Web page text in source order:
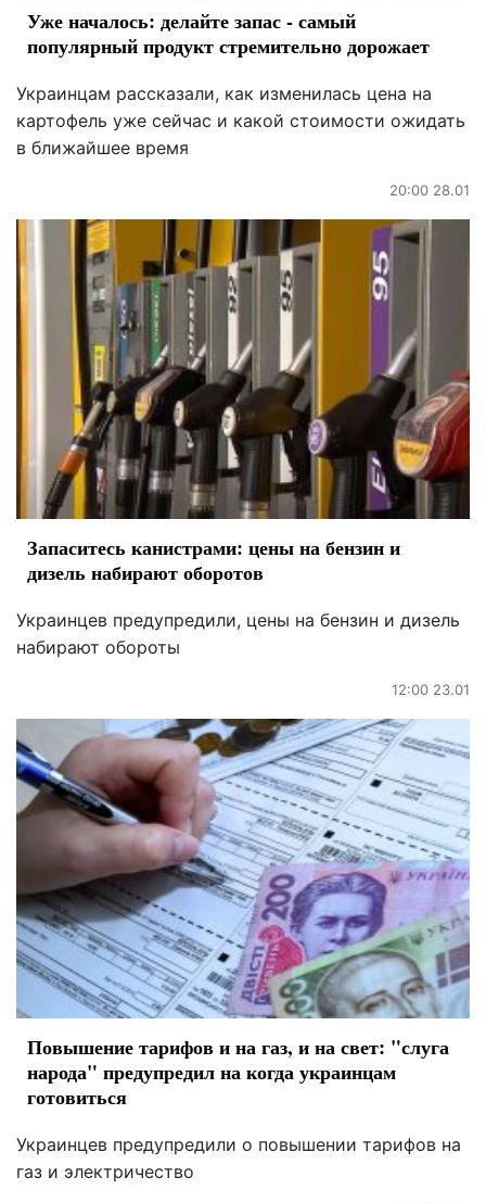
Уже началось: делайте запас - самый
популярный продукт стремительно дорожает
Украинцам рассказали, как изменилась цена на
картофель уже сейчас и какой стоимости ожидать
в ближайшее время
20:00 28.01
Запаситесь канистрами: цены на бензин и
дизель набирают оборотов
Украинцев предупредили, цены на бензин и дизель
набирают обороты
12:00 23.01
Повышение тарифов и на газ, и на свет: "слуга
народа" предупредил на когда украинцам
готовиться
Украинцев предупредили о повышении тарифов на
газ и электричество